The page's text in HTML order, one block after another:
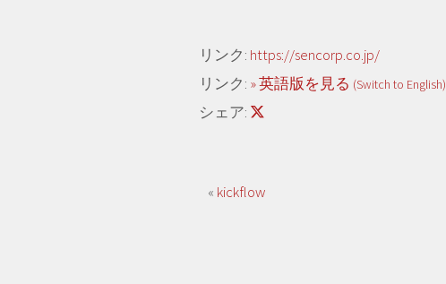
リンク: https://sencorp.co.jp/
リンク: » 英語版を見る (Switch to English)
シェア:
« kickflow